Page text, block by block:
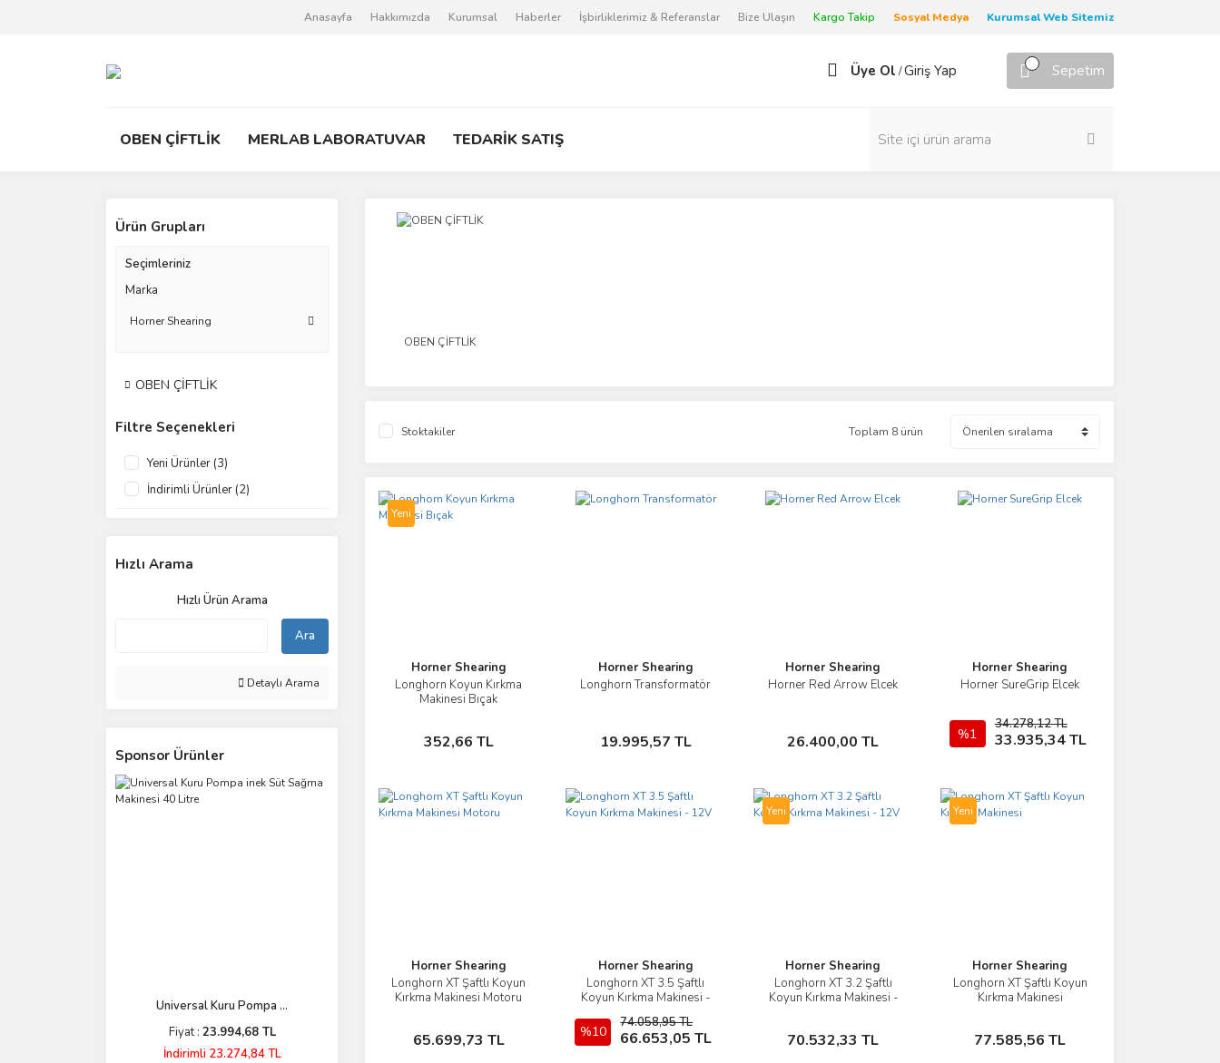
Anasayfa Hakkımızda Kurumsal Haberler İşbirliklerimiz & Referanslar Bize Ulaşın Kargo Takip Sosyal Medya Kurumsal Web Sitemiz
Üye Ol /Giriş Yap Sepetim
OBEN ÇİFTLİK MERLAB LABORATUVAR TEDARİK SATIŞ
Ürün Grupları
Seçimleriniz
Marka
Horner Shearing
OBEN ÇİFTLİK
Filtre Seçenekleri
Yeni Ürünler (3)
İndirimli Ürünler (2)
Hızlı Arama
Hızlı Ürün Arama
Ara
Detaylı Arama
Sponsor Ürünler
Universal Kuru Pompa ...
Fiyat : 23.994,68 TL
İndirimli 23.274,84 TL
OBEN ÇİFTLİK
Stoktakiler Toplam 8 ürün
Yeni
Horner Shearing
Longhorn Koyun Kırkma
Makinesi Bıçak
352,66 TL
İncele
Sepete Ekle
Horner Shearing
Longhorn Transformatör
19.995,57 TL
İncele
Sepete Ekle
Horner Shearing
Horner Red Arrow Elcek
26.400,00 TL
İncele
Sepete Ekle
Horner Shearing
Horner SureGrip Elcek
%1
34.278,12 TL
33.935,34 TL
İncele
Sepete Ekle
Horner Shearing
Longhorn XT Şaftlı Koyun
Kırkma Makinesi Motoru
65.699,73 TL
İncele
Sepete Ekle
Horner Shearing
Longhorn XT 3.5 Şaftlı
Koyun Kırkma Makinesi -
%10
74.058,95 TL
66.653,05 TL
İncele
Sepete Ekle
Yeni
Horner Shearing
Longhorn XT 3.2 Şaftlı
Koyun Kırkma Makinesi -
70.532,33 TL
İncele
Sepete Ekle
Yeni
Horner Shearing
Longhorn XT Şaftlı Koyun
Kırkma Makinesi
77.585,56 TL
İncele
Sepete Ekle